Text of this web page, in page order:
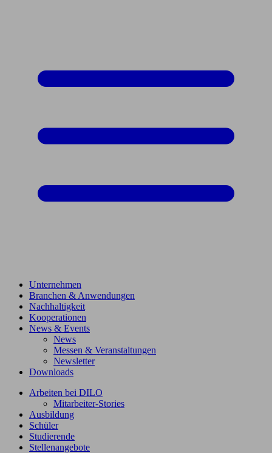
Unternehmen
Branchen & Anwendungen
Nachhaltigkeit
Kooperationen
News & Events
News
Messen & Veranstaltungen
Newsletter
Downloads
Arbeiten bei DILO
Mitarbeiter-Stories
Ausbildung
Schüler
Studierende
Stellenangebote